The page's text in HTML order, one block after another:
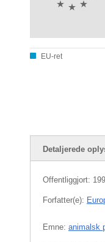
EU-ret
Detaljerede
Offentliggjort:
Forfatter(e):
Emne: animalsk